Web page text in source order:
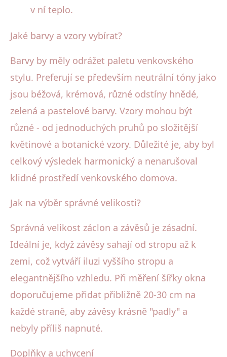
v ní teplo.
Jaké barvy a vzory vybírat?
Barvy by měly odrážet paletu venkovského
stylu. Preferují se především neutrální tóny jako
jsou béžová, krémová, různé odstíny hnědé,
zelená a pastelové barvy. Vzory mohou být
různé - od jednoduchých pruhů po složitější
květinové a botanické vzory. Důležité je, aby byl
celkový výsledek harmonický a nenarušoval
klidné prostředí venkovského domova.
Jak na výběr správné velikosti?
Správná velikost záclon a závěsů je zásadní.
Ideální je, když závěsy sahají od stropu až k
zemi, což vytváří iluzi vyššího stropu a
elegantnějšího vzhledu. Při měření šířky okna
doporučujeme přidat přibližně 20-30 cm na
každé straně, aby závěsy krásně "padly" a
nebyly příliš napnuté.
Doplňky a uchycení